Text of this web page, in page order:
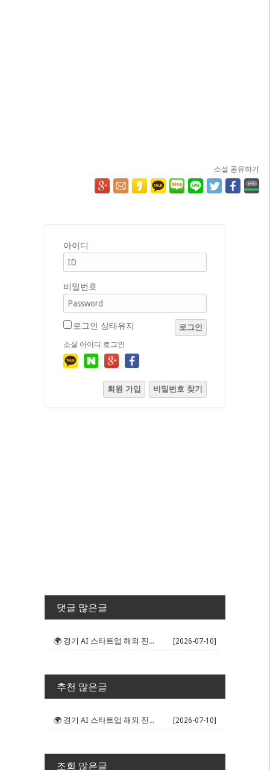
소셜 공유하기
아이디
비밀번호
로그인 상태유지 로그인
소셜 아이디 로그인
회원 가입 비밀번호 찾기
댓글 많은글
🌍 경기 AI 스타트업 해외 진출 판... [2026-07-10]
추천 많은글
🌍 경기 AI 스타트업 해외 진출 판... [2026-07-10]
조회 많은글